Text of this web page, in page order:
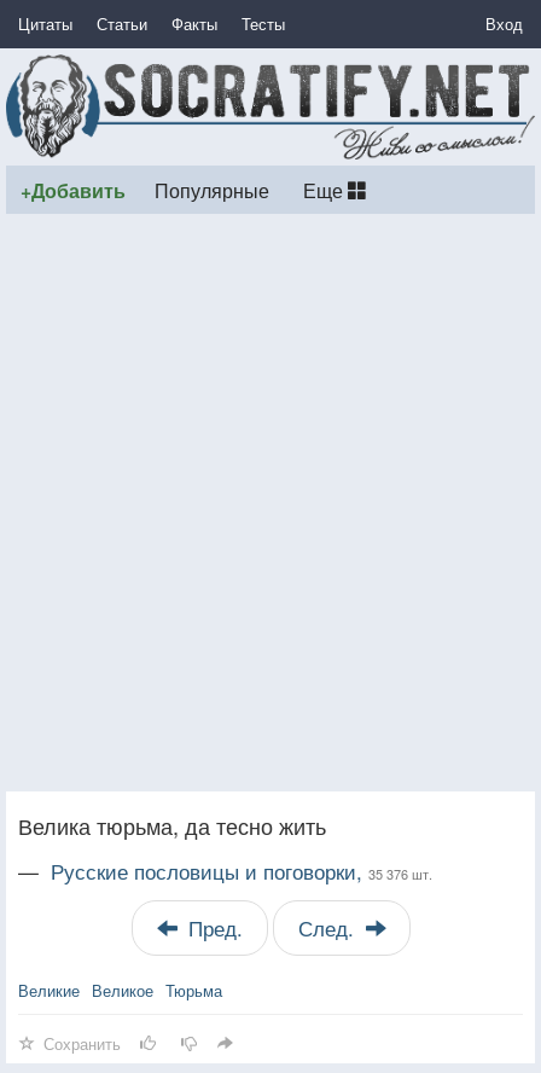
Цитаты Статьи Факты Тесты Вход
+Добавить Популярные Еще
Велика тюрьма, да тесно жить
— Русские пословицы и поговорки, 35 376 шт.
Пред. След.
Великие Великое Тюрьма
Сохранить